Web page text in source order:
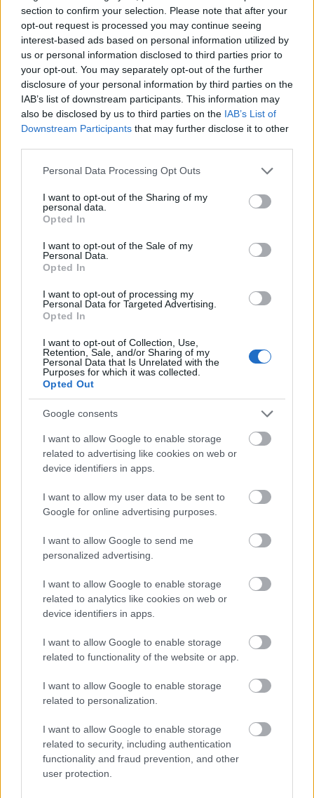
section to confirm your selection. Please note that after your
opt-out request is processed you may continue seeing
interest-based ads based on personal information utilized by
us or personal information disclosed to third parties prior to
your opt-out. You may separately opt-out of the further
disclosure of your personal information by third parties on the
IAB’s list of downstream participants. This information may
also be disclosed by us to third parties on the IAB’s List of
Downstream Participants that may further disclose it to other
Please note that this website/app uses one or more Google
not limited to your visit or usage behaviour. You may click to
grant or deny consent to Google and its third-party tags to
use your data for below specified purposes in below Google
consent section.
Personal Data Processing Opt Outs
I want to opt-out of the Sharing of my
personal data.
Opted In
I want to opt-out of the Sale of my
Personal Data.
Opted In
I want to opt-out of processing my
Personal Data for Targeted Advertising.
Opted In
I want to opt-out of Collection, Use,
Retention, Sale, and/or Sharing of my
Personal Data that Is Unrelated with the
Purposes for which it was collected.
Opted Out
Google consents
I want to allow Google to enable storage
related to advertising like cookies on web or
device identifiers in apps.
I want to allow my user data to be sent to
Google for online advertising purposes.
I want to allow Google to send me
personalized advertising.
I want to allow Google to enable storage
related to analytics like cookies on web or
device identifiers in apps.
I want to allow Google to enable storage
related to functionality of the website or app.
I want to allow Google to enable storage
related to personalization.
I want to allow Google to enable storage
related to security, including authentication
functionality and fraud prevention, and other
user protection.
miközben fenyőgallyat gyűjtenek, Pettsont baleset
éri. Mi lesz így a karácsonnyal? Findusz már egészen
kétségbe esik, hogy idén nem lesz karácsonyfa,
elmarad az ünnepi vacsora, és nem kap ajándékot
sem… Vajon hogy fognak idén ünnepelni?
A kötetet Sven Nordqvist írta és rajzolta, és érződik
rajta egyfajta jó értelemben vett régimódiság. Az
szépen visszaadja az ünnepre való készülődés és
pedig humor is kerül a történetbe. A
cselekményvezetés jó, bár maga a történet elég
volna, ha más a vége; így némiképp visszaadja az
ember hitét.
de csupaszív és kedves, Findusz pedig rakoncátlan,
energikus és mókás. Az őket meglátogató ismerősök
testesítenek meg, és az ábrázolásuk is nagyon
karakterisztikus. Az illusztrációk egyébként is
nagyszerűek, minden képen rengeteg apró
érdekességet fel lehet fedezni, bár nem annyira
zsúfoltak, mint mondjuk egy Mauri Kunnas.
Letisztult, klasszikusan szép rajzok jó nagy
méretben, szerintem a gyerekeknek is nagyon
tetszenek.
A kötet üzenete tiszta és szép: az ünnep valódi
csodájáról, összetartásról, egymás segítéséről,
önzetlenségről szól, ami a jelenlegi koronás
időszakban kiemelt fontosságú. Nem tudom, idén
milyen lesz a karácsony, de az biztos, hogy más,